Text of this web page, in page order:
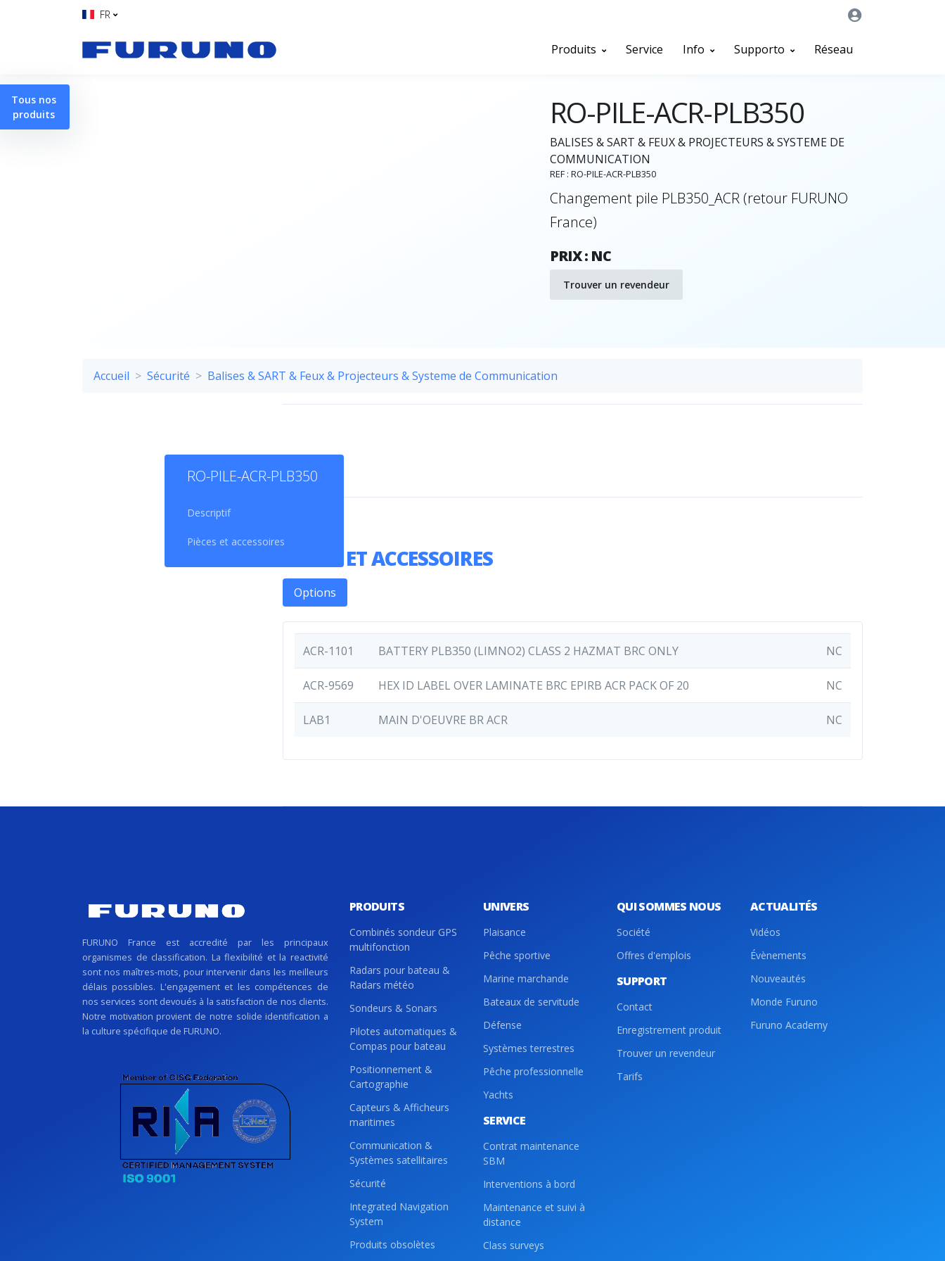
FR
Produits Service Info Supporto Réseau
RO-PILE-ACR-PLB350
BALISES & SART & FEUX & PROJECTEURS & SYSTEME DE
COMMUNICATION
REF : RO-PILE-ACR-PLB350
Changement pile PLB350_ACR (retour FURUNO
France)
PRIX : NC
Trouver un revendeur
Accueil Sécurité Balises & SART & Feux & Projecteurs & Systeme de Communication
RO-PILE-ACR-PLB350
Descriptif
Pièces et accessoires
PIÈCES ET ACCESSOIRES
Options
ACR-1101 BATTERY PLB350 (LIMNO2) CLASS 2 HAZMAT BRC ONLY NC
ACR-9569 HEX ID LABEL OVER LAMINATE BRC EPIRB ACR PACK OF 20 NC
LAB1 MAIN D'OEUVRE BR ACR NC
FURUNO France est accredité par les principaux
organismes de classification. La flexibilité et la reactivité
sont nos maîtres-mots, pour intervenir dans les meilleurs
délais possibles. L'engagement et les compétences de
nos services sont devoués à la satisfaction de nos clients.
Notre motivation provient de notre solide identification a
la culture spécifique de FURUNO.
PRODUITS
Combinés sondeur GPS
multifonction
Radars pour bateau &
Radars météo
Sondeurs & Sonars
Pilotes automatiques &
Compas pour bateau
Positionnement &
Cartographie
Capteurs & Afficheurs
maritimes
Communication &
Systèmes satellitaires
Sécurité
Integrated Navigation
System
Produits obsolètes
UNIVERS
Plaisance
Pêche sportive
Marine marchande
Bateaux de servitude
Défense
Systèmes terrestres
Pêche professionnelle
Yachts
SERVICE
Contrat maintenance
SBM
Interventions à bord
Maintenance et suivi à
distance
Class surveys
QUI SOMMES NOUS
Société
Offres d'emplois
SUPPORT
Contact
Enregistrement produit
Trouver un revendeur
Tarifs
ACTUALITÉS
Vidéos
Évènements
Nouveautés
Monde Furuno
Furuno Academy
Tous nos
produits